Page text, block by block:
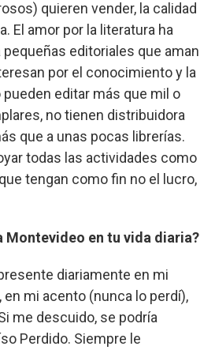
quieren vender, la calidad
El amor por la literatura ha
editoriales que aman
por el conocimiento y la
editar más que mil o
no tienen distribuidora
que a unas pocas librerías.
todas las actividades como
tengan como fin no el lucro,
Montevideo en tu vida diaria?
diariamente en mi
en mi acento (nunca lo perdí),
me descuido, se podría
Perdido. Siempre le